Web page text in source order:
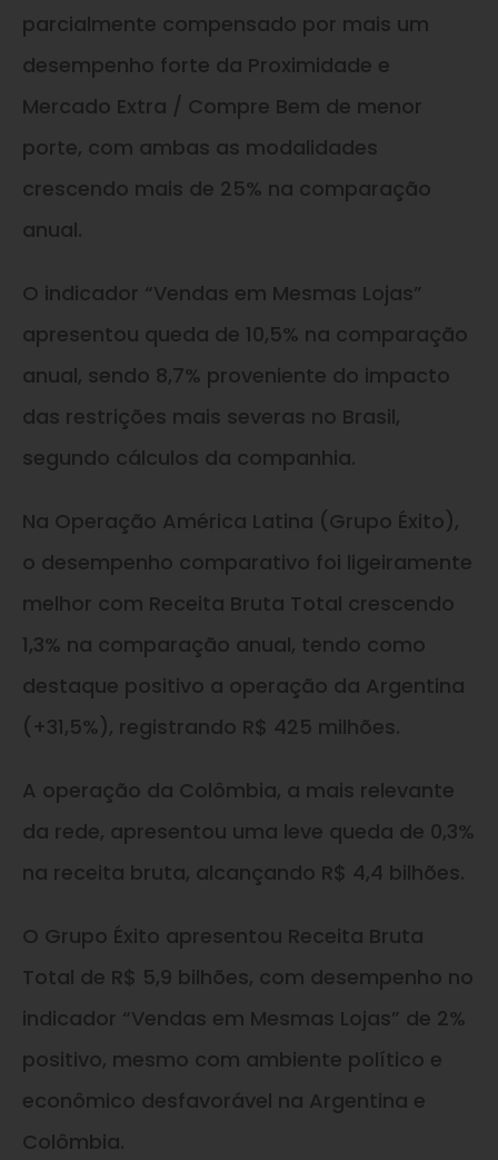
parcialmente compensado por mais um
desempenho forte da Proximidade e
Mercado Extra / Compre Bem de menor
porte, com ambas as modalidades
crescendo mais de 25% na comparação
anual.
O indicador “Vendas em Mesmas Lojas”
apresentou queda de 10,5% na comparação
anual, sendo 8,7% proveniente do impacto
das restrições mais severas no Brasil,
segundo cálculos da companhia.
Na Operação América Latina (Grupo Éxito),
o desempenho comparativo foi ligeiramente
melhor com Receita Bruta Total crescendo
1,3% na comparação anual, tendo como
destaque positivo a operação da Argentina
(+31,5%), registrando R$ 425 milhões.
A operação da Colômbia, a mais relevante
da rede, apresentou uma leve queda de 0,3%
na receita bruta, alcançando R$ 4,4 bilhões.
O Grupo Éxito apresentou Receita Bruta
Total de R$ 5,9 bilhões, com desempenho no
indicador “Vendas em Mesmas Lojas” de 2%
positivo, mesmo com ambiente político e
econômico desfavorável na Argentina e
Colômbia.